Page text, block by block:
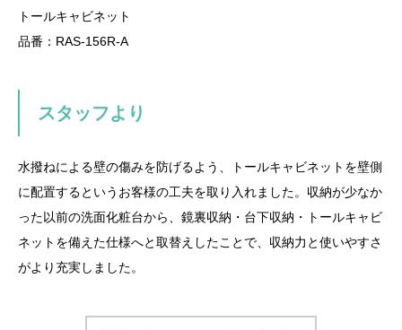
トールキャビネット
品番：RAS-156R-A
スタッフより
水撥ねによる壁の傷みを防げるよう、トールキャビネットを壁側
に配置するというお客様の工夫を取り入れました。収納が少なか
った以前の洗面化粧台から、鏡裏収納・台下収納・トールキャビ
ネットを備えた仕様へと取替えしたことで、収納力と使いやすさ
がより充実しました。